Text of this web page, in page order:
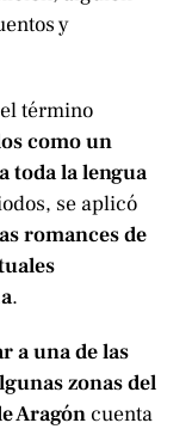
y
término
como un
toda la lengua
se aplicó
romances de
.
a una de las
zonas del
Aragón cuenta